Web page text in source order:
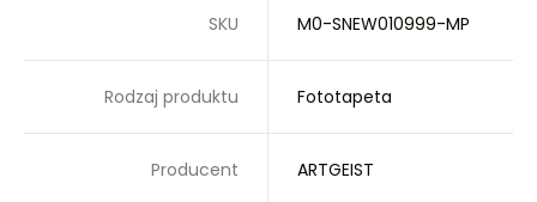
SKU M0-SNEW010999-MP
Rodzaj produktu Fototapeta
Producent ARTGEIST